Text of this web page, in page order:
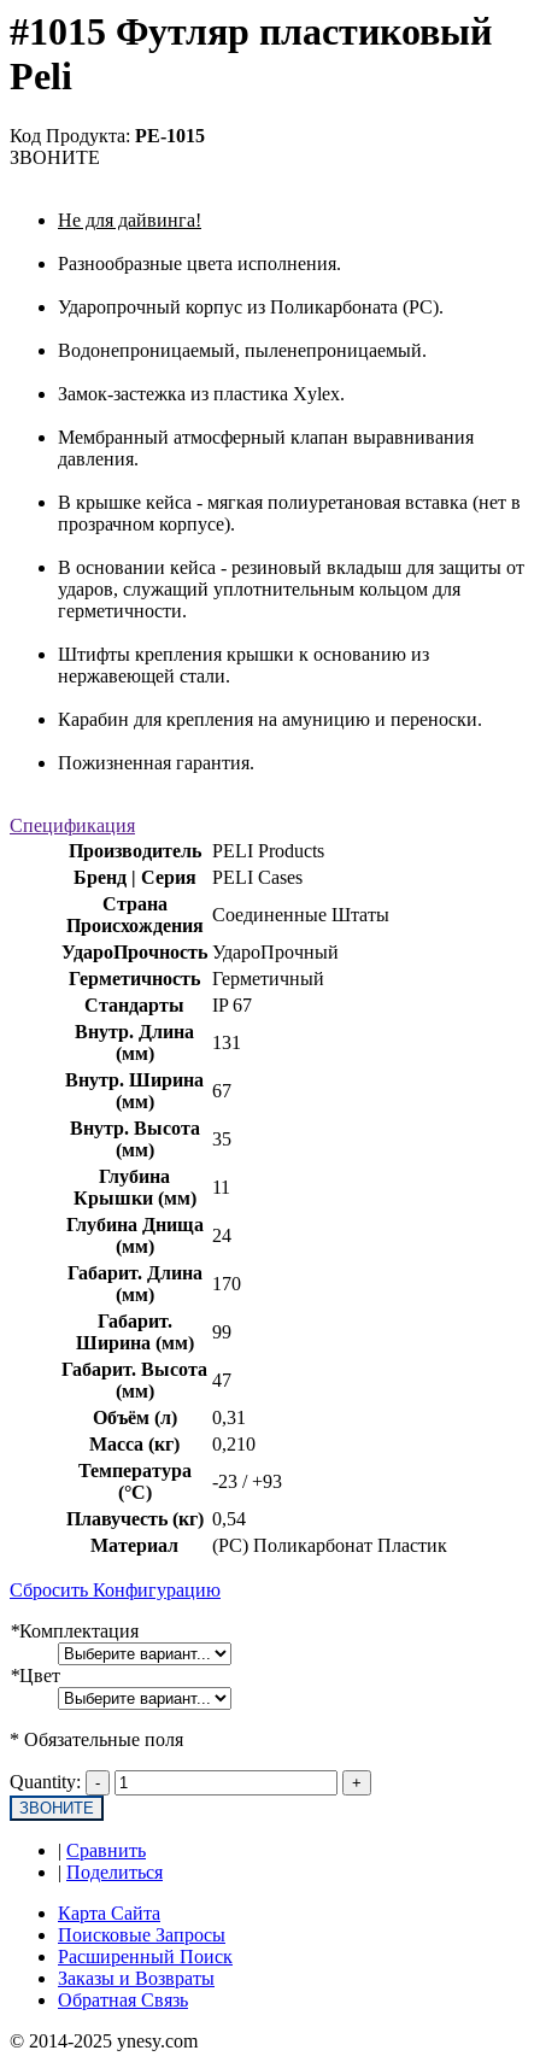
#1015 Футляр пластиковый
Peli
Код Продукта: PE-1015
ЗВОНИТЕ
Не для дайвинга!
Разнообразные цвета исполнения.
Ударопрочный корпус из Поликарбоната (PC).
Водонепроницаемый, пыленепроницаемый.
Замок-застежка из пластика Xylex.
Мембранный атмосферный клапан выравнивания
давления.
В крышке кейса - мягкая полиуретановая вставка (нет в
прозрачном корпусе).
В основании кейса - резиновый вкладыш для защиты от
ударов, служащий уплотнительным кольцом для
герметичности.
Штифты крепления крышки к основанию из
нержавеющей стали.
Карабин для крепления на амуницию и переноски.
Пожизненная гарантия.
Спецификация
Производитель PELI Products
Бренд | Серия
PELI Cases
Страна
Происхождения
Соединенные Штаты
УдароПрочность УдароПрочный
Герметичность Герметичный
Стандарты
IP 67
Внутр. Длина
(мм)
131
Внутр. Ширина
(мм)
67
Внутр. Высота
(мм)
35
Глубина
Крышки (мм)
11
Глубина Днища
(мм)
24
Габарит. Длина
(мм)
170
Габарит.
Ширина (мм)
99
Габарит. Высота
(мм)
47
Объём (л)
0,31
Масса (кг)
0,210
Температура
(°C)
-23 / +93
Плавучесть (кг) 0,54
Материал
(PC) Поликарбонат Пластик
Сбросить Конфигурацию
*Комплектация
*Цвет
* Обязательные поля
Quantity:
ЗВОНИТЕ
| Сравнить
| Поделиться
Карта Сайта
Поисковые Запросы
Расширенный Поиск
Заказы и Возвраты
Обратная Связь
© 2014-2025 ynesy.com